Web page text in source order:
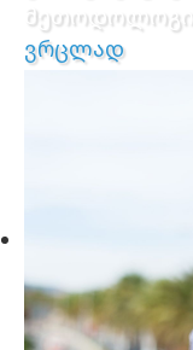
ვრცლად